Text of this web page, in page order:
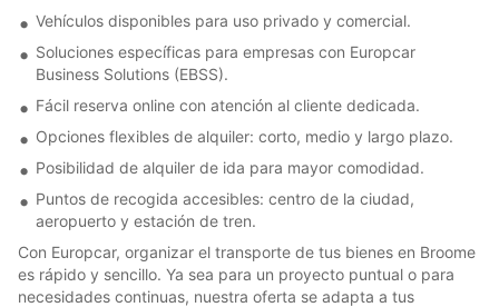
Vehículos disponibles para uso privado y comercial.
Soluciones específicas para empresas con Europcar
Business Solutions (EBSS).
Fácil reserva online con atención al cliente dedicada.
Opciones flexibles de alquiler: corto, medio y largo plazo.
Posibilidad de alquiler de ida para mayor comodidad.
Puntos de recogida accesibles: centro de la ciudad,
aeropuerto y estación de tren.
Con Europcar, organizar el transporte de tus bienes en Broome
es rápido y sencillo. Ya sea para un proyecto puntual o para
necesidades continuas, nuestra oferta se adapta a tus